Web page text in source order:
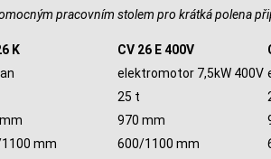
pracovním stolem pro krátká polena
K CV 26 E 400V
elektromotor 7,5kW 400V
25 t
970 mm
mm 600/1100 mm